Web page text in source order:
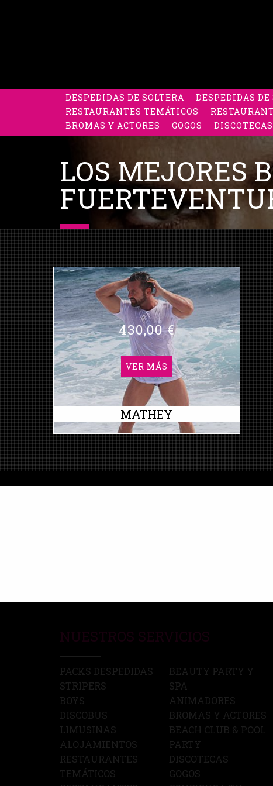
DESPEDIDAS DE SOLTERA DESPEDIDAS DE
RESTAURANTES TEMÁTICOS
BROMAS Y ACTORES
GOGOS DISCOTECAS
LOS MEJORES
MATHEY
430,00 €
VER MÁS
PACKS DESPEDIDAS
STRIPERS
BOYS
DISCOBUS
LIMUSINAS
ALOJAMIENTOS
RESTAURANTES
TEMÁTICOS
BEAUTY PARTY Y
SPA
ANIMADORES
BROMAS Y ACTORES
BEACH CLUB & POOL
PARTY
DISCOTECAS
GOGOS